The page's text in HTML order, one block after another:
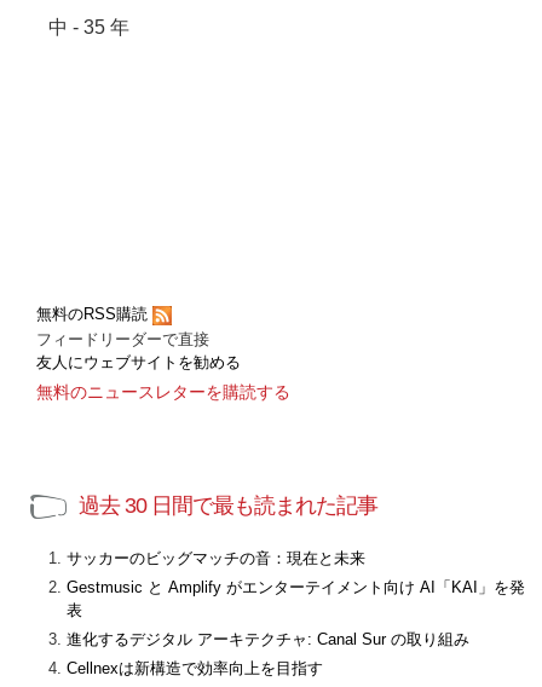
中 - 35 年
無料のRSS購読
フィードリーダーで直接
友人にウェブサイトを勧める
無料のニュースレターを購読する
過去 30 日間で最も読まれた記事
サッカーのビッグマッチの音：現在と未来
Gestmusic と Amplify がエンターテイメント向け AI「KAI」を発
表
進化するデジタル アーキテクチャ: Canal Sur の取り組み
Cellnexは新構造で効率向上を目指す